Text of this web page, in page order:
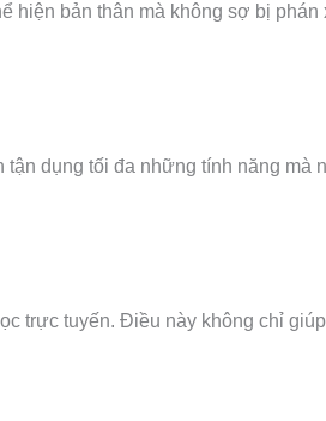
hiện bản thân mà không sợ bị phán
dụng tối đa những tính năng mà
trực tuyến. Điều này không chỉ